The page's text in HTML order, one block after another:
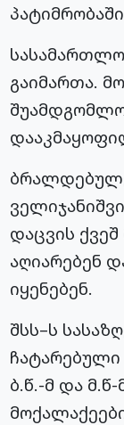
სასამართლო
გაიმართა.
დაცვის
აღიარებენ
იყენებენ.
შსს–ს
ბ.წ.-მ და